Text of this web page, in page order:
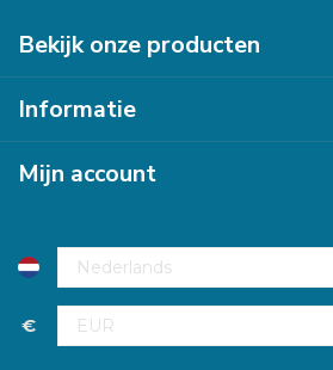
Bekijk onze producten
Informatie
Mijn account
€